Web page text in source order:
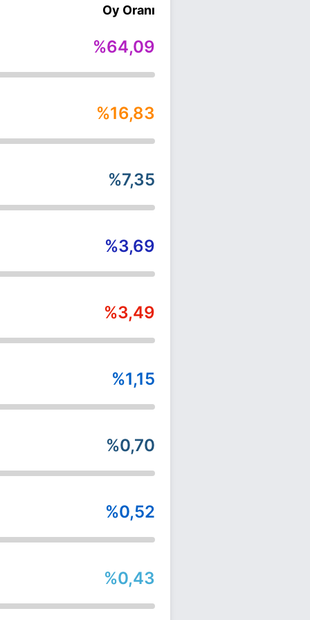
Oy Oranı
%64,09
%16,83
%7,35
%3,69
%3,49
%1,15
%0,70
%0,52
%0,43